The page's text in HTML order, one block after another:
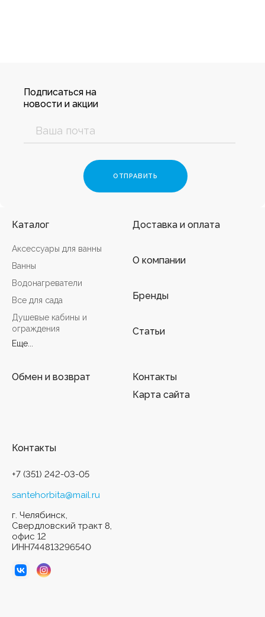
Подписаться на
новости и акции
Каталог
Аксессуары для ванны
Ванны
Водонагреватели
Все для сада
Душевые кабины и
ограждения
Еще...
Доставка и оплата
О компании
Бренды
Статьи
Обмен и возврат
Контакты
Карта сайта
Контакты
+7 (351) 242-03-05
santehorbita@mail.ru
г. Челябинск,
Свердловский тракт 8,
офис 12
ИНН744813296540